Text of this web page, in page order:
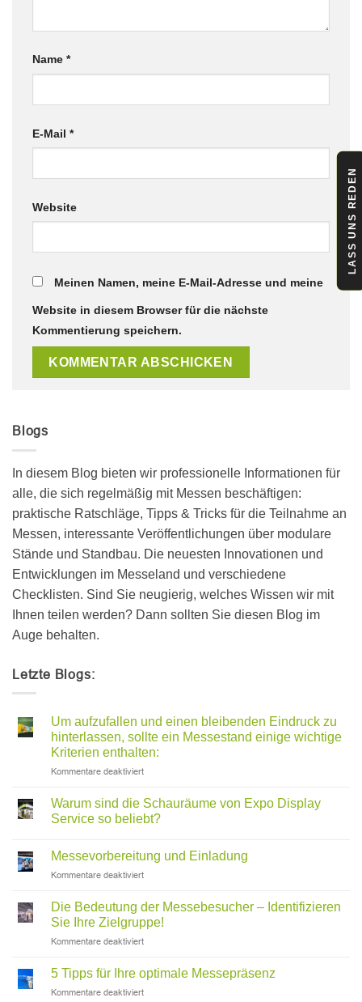
Name *
E-Mail *
Website
Meinen Namen, meine E-Mail-Adresse und meine
Website in diesem Browser für die nächste
Kommentierung speichern.
Blogs
In diesem Blog bieten wir professionelle Informationen für
alle, die sich regelmäßig mit Messen beschäftigen:
praktische Ratschläge, Tipps & Tricks für die Teilnahme an
Messen, interessante Veröffentlichungen über modulare
Stände und Standbau. Die neuesten Innovationen und
Entwicklungen im Messeland und verschiedene
Checklisten. Sind Sie neugierig, welches Wissen wir mit
Ihnen teilen werden? Dann sollten Sie diesen Blog im
Auge behalten.
Letzte Blogs:
Um aufzufallen und einen bleibenden Eindruck zu
hinterlassen, sollte ein Messestand einige wichtige
Kriterien enthalten:
Kommentare deaktiviertfür
aufzufallen
und
einen
Eindruck
hinterlassen,
ein
Messestand
enthalten:
Warum sind die Schauräume von Expo Display
Service so beliebt?
Messevorbereitung und Einladung
Kommentare deaktiviertfür
und
Einladung
Die Bedeutung der Messebesucher – Identifizieren
Sie Ihre Zielgruppe!
Kommentare deaktiviertfür
Bedeutung
der
Messebesucher
5 Tipps für Ihre optimale Messepräsenz
Kommentare deaktiviertfür
LASS UNS REDEN